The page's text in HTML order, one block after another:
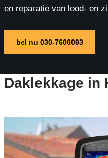
en reparatie van lood- en
bel nu 030-7600093
Daklekkage in